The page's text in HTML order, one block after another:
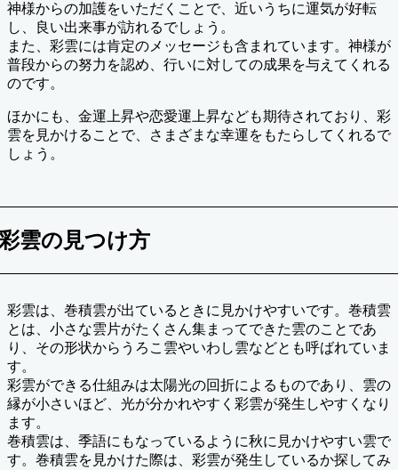
神様からの加護をいただくことで、近いうちに運気が好転
し、良い出来事が訪れるでしょう。
また、彩雲には肯定のメッセージも含まれています。神様が
普段からの努力を認め、行いに対しての成果を与えてくれる
のです。
ほかにも、金運上昇や恋愛運上昇なども期待されており、彩
雲を見かけることで、さまざまな幸運をもたらしてくれるで
しょう。
雲の見つけ方
彩雲は、巻積雲が出ているときに見かけやすいです。巻積雲
とは、小さな雲片がたくさん集まってできた雲のことであ
り、その形状からうろこ雲やいわし雲などとも呼ばれていま
す。
彩雲ができる仕組みは太陽光の回折によるものであり、雲の
縁が小さいほど、光が分かれやすく彩雲が発生しやすくなり
ます。
巻積雲は、季語にもなっているように秋に見かけやすい雲で
す。巻積雲を見かけた際は、彩雲が発生しているか探してみ